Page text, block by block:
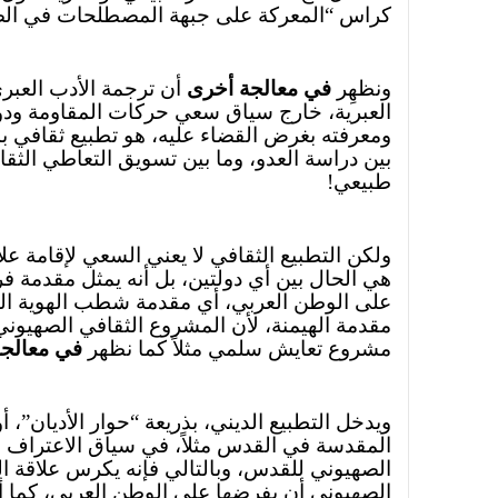
كراس “المعركة على جبهة المصطلحات في
ونظهِرفي معالجة أخرى أن ترجمة الأدب
العبرية، خارج سياق سعي حركات المقاومة
ومعرفته بغرض القضاء عليه، هو تطبيع
بين دراسة العدو، وما بين تسويق التعاطي
طبيعي!
ولكن التطبيع الثقافي لا يعني السعي لإقامة
هي الحال بين أي دولتين، بل أنه يمثل مقدمة
على الوطن العربي، أي مقدمة شطب الهوية
مقدمة الهيمنة، لأن المشروع الثقافي
مشروع تعايش سلمي مثلاً كما نظهرفي
ويدخل التطبيع الديني، بذريعة “حوار الأديان”،
المقدسة في القدس مثلاً، في سياق الاعتراف
الصهيوني للقدس، وبالتالي فإنه يكرس علاقة
الصهيوني أن يفرضها على الوطن العربي،